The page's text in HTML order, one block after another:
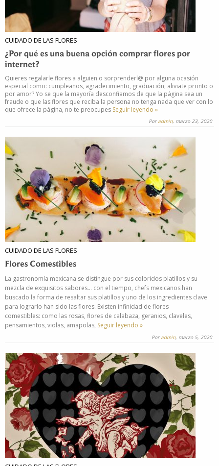
CUIDADO DE LAS FLORES
¿Por qué es una buena opción comprar flores por
internet?
Quieres regalarle flores a alguien o sorprenderl@ por alguna ocasión
especial como: cumpleaños, agradecimiento, graduación, aliviate pronto o
por amor? Yo se que la mayoría desconfiamos de que la página sea un
fraude o que las flores que reciba la persona no tenga nada que ver con lo
que ofrece la página, no te preocupes Seguir leyendo »
Poradmin, marzo 23, 2020
CUIDADO DE LAS FLORES
Flores Comestibles
La gastronomía mexicana se distingue por sus coloridos platillos y su
mezcla de exquisitos sabores… con el tiempo, chefs mexicanos han
buscado la forma de resaltar sus platillos y uno de los ingredientes clave
para lograrlo han sido las flores. Existen infinidad de flores
comestibles: como las rosas, flores de calabaza, geranios, claveles,
pensamientos, violas, amapolas, Seguir leyendo »
Poradmin, marzo 5, 2020